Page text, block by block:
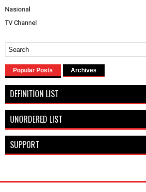
Nasional
TV Channel
Popular Posts Archives
DEFINITION LIST
UNORDERED LIST
SUPPORT